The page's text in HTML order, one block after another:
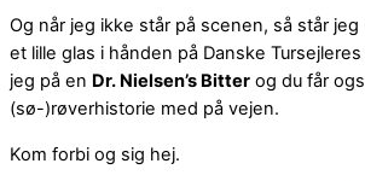
Og når jeg ikke står på scenen, så står
et lille glas i hånden på Danske
jeg på en Dr. Nielsen’s Bitter og du får
(sø-)røverhistorie med på vejen.
Kom forbi og sig hej.